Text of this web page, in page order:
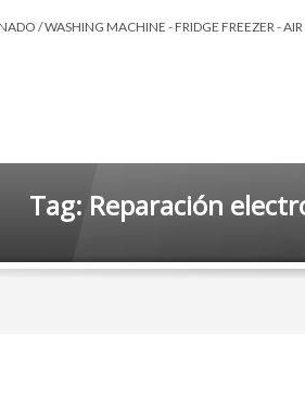
/ WASHING MACHINE - FRIDGE FREEZER -
Tag: Reparación